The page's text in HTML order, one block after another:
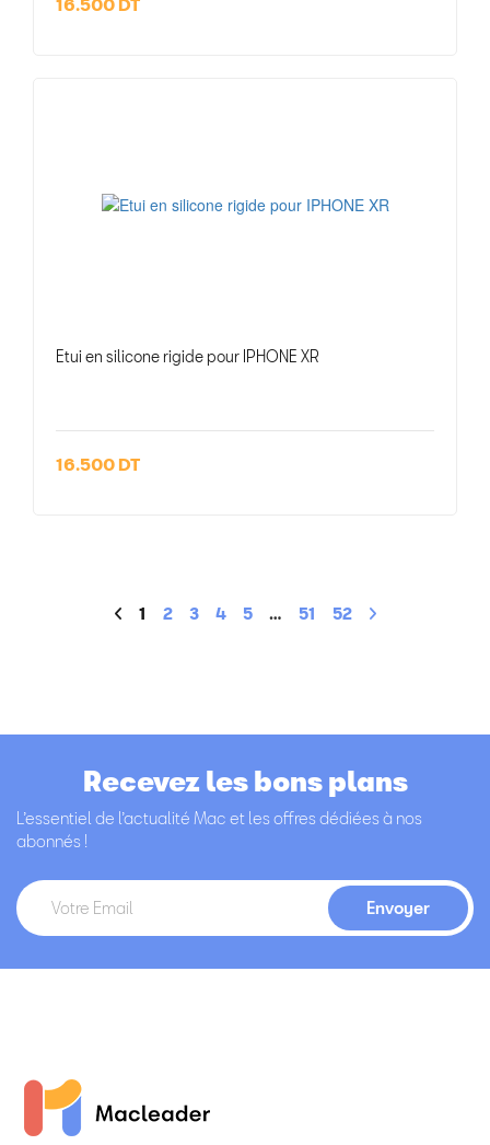
16.500 DT
Etui en silicone rigide pour IPHONE XR
16.500 DT
1 2 3 4 5 … 51 52
Recevez les bons plans
L’essentiel de l’actualité Mac et les offres dédiées à nos
abonnés !